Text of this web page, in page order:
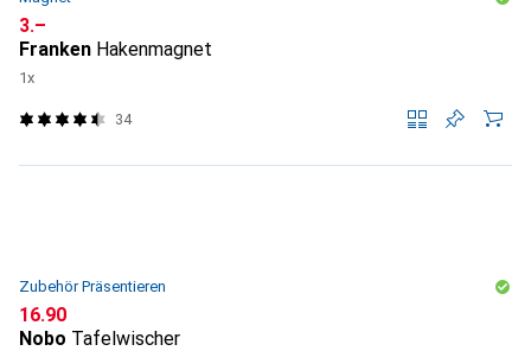
CHF
3.–
Franken Hakenmagnet
1x
34
Zubehör Präsentieren
CHF
16.90
Nobo Tafelwischer